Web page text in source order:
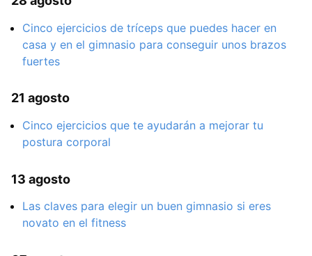
Cinco ejercicios de tríceps que puedes hacer en
casa y en el gimnasio para conseguir unos brazos
fuertes
21 agosto
Cinco ejercicios que te ayudarán a mejorar tu
postura corporal
13 agosto
Las claves para elegir un buen gimnasio si eres
novato en el fitness